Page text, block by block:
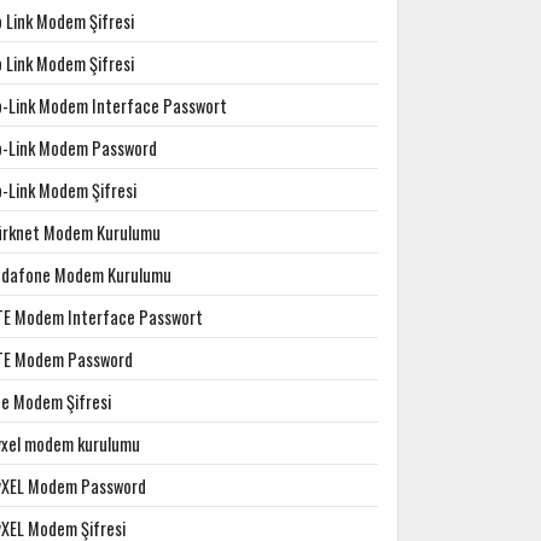
Link Modem Şifresi
Link Modem Şifresi
Link Modem Interface Passwort
Link Modem Password
Link Modem Şifresi
Modem Kurulumu
Modem Kurulumu
Modem Interface Passwort
Modem Password
Modem Şifresi
modem kurulumu
Modem Password
Modem Şifresi